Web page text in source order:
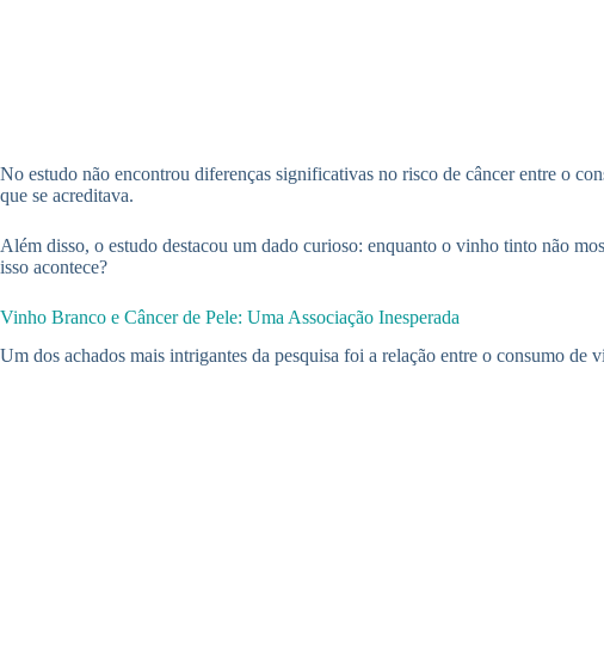
No estudo não encontrou diferenças significativas no risco de câncer entre o
que se acreditava.
Além disso, o estudo destacou um dado curioso: enquanto o vinho tinto não
isso acontece?
Vinho Branco e Câncer de Pele: Uma Associação Inesperada
Um dos achados mais intrigantes da pesquisa foi a relação entre o consumo de